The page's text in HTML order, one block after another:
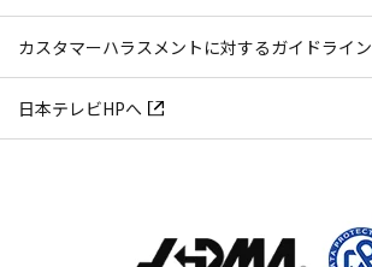
カスタマーハラスメントに対するガイドライン
日本テレビHPへ